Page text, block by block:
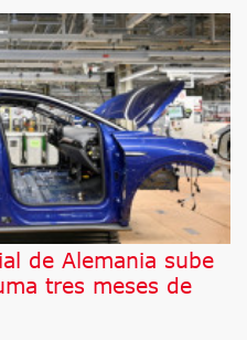
de Alemania sube
tres meses de